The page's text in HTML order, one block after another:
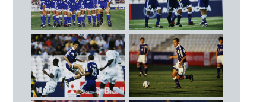
2000.10.17
グループステージ第2戦
ウズベキスタン
○ 8 - 1
（7’ 森島寛晃 14’ 25’ 49’ 西澤明訓 18’ 20’ 58’ 高原
直泰 79’ 北嶋秀朗）
20 高桑 大二朗（鹿島アントラーズ）
21 下田 崇（サンフレッチェ広島）
DF
3 松田 直樹（横浜Ｆ・マリノス）
4 森岡 隆三（清水エスパルス） Cap.